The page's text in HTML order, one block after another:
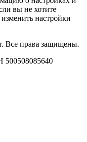
вы не хотите
настройки
Все права защищены.